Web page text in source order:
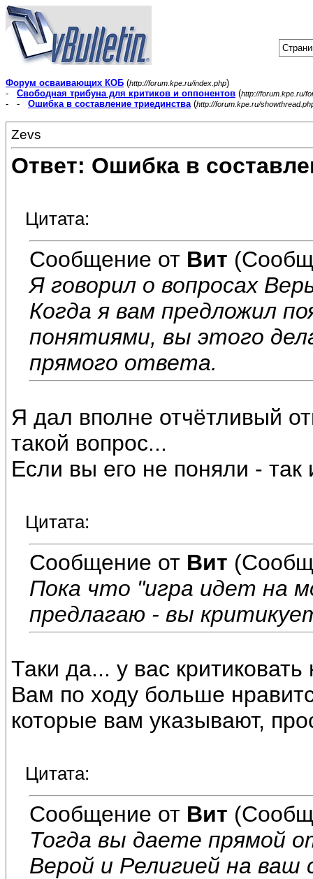
Форум осваивающих КОБ (http://forum.kpe.ru/index.php)
- Свободная трибуна для критиков и оппонентов (http://forum.kpe.ru/
- - Ошибка в составление триединства(http://forum.kpe.ru/
Zevs
Ответ: Ошибка в
Цитата:
Сообщение от Вит
Я говорил о вопросах
Когда я вам предложил
понятиями, вы этого
прямого ответа.
Я дал вполне отчётливый
такой вопрос...
Если вы его не поняли - так
Цитата:
Сообщение от Вит
Пока что "игра идет на
предлагаю - вы
Таки да... у вас
Вам по ходу больше
которые вам указывают,
Цитата:
Сообщение от Вит
Тогда вы даете прямой
Верой и Религией на ваш